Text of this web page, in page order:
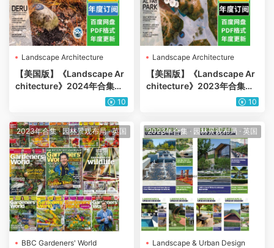
Landscape Architecture
【美国版】《Landscape Ar
chitecture》2024年合集美
国城市规划建筑景观规划园林
阅）
10
Landscape Architecture
【美国版】《Landscape Ar
chitecture》2023年合集美
国城市规划建筑景观规划园林
10
2023年合集·园林景观布局·英国
BBC Gardeners' World
2023年合集 · 园林景观布局 ·英国
Landscape & Urban Design